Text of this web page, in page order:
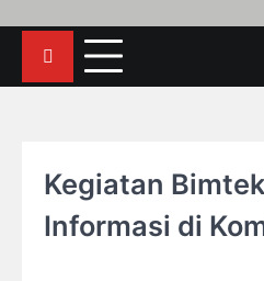
Kegiatan
Informasi di